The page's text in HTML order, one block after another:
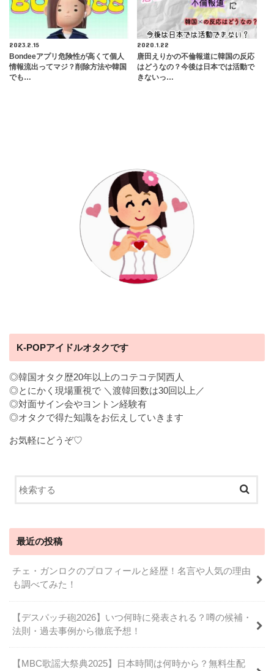
2023.2.15
Bondeeアプリ危険性が高くて個人
情報流出ってマジ？削除方法や韓国
でも…
2020.1.22
唐田えりかの不倫報道に韓国の反応
はどうなの？今後は日本では活動で
きないっ…
K-POPアイドルオタクです
◎韓国オタク歴20年以上のコテコテ関西人
◎とにかく現場重視で ＼渡韓回数は30回以上／
◎対面サイン会やヨントン経験有
◎オタクで得た知識をお伝えしていきます
お気軽にどうぞ♡
最近の投稿
チェ・ガンロクのプロフィールと経歴！名言や人気の理由
も調べてみた！
【デスパッチ砲2026】いつ何時に発表される？噂の候補・
法則・過去事例から徹底予想！
【MBC歌謡大祭典2025】日本時間は何時から？無料生配